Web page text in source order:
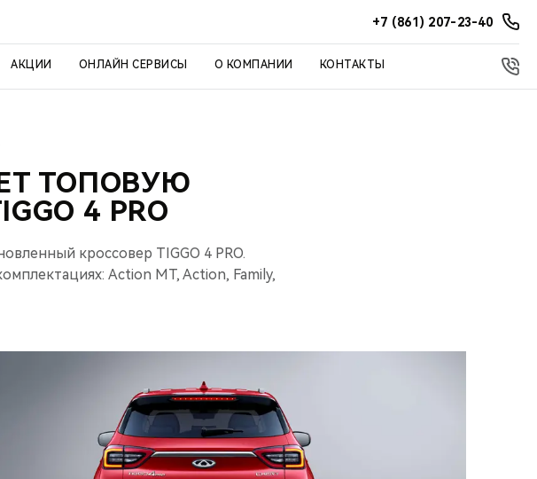
+7 (861) 207-23-40
АКЦИИ ОНЛАЙН СЕРВИСЫ О КОМПАНИИ КОНТАКТЫ
ТОПОВУЮ
4 PRO
кроссовер TIGGO 4 PRO.
Action MT, Action, Family,